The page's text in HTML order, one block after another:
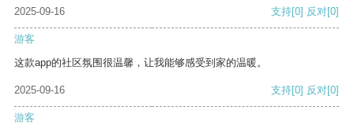
2025-09-16 支持[0] 反对[0]
游客
这款app的社区氛围很温馨，让我能够感受到家的温暖。
2025-09-16 支持[0] 反对[0]
游客